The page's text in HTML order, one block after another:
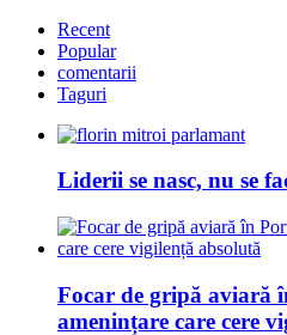
Recent
Popular
comentarii
Taguri
Liderii se nasc, nu se
Focar de gripă aviară
amenințare care cere